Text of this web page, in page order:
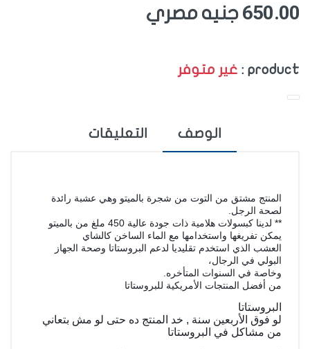
650.00 جنيه مصري
product : غير متوفر
الوصف التعليقات
المنتج مشتق من التوت من شجرة بالميتو وهي عشبة رائدة
لصحة الرجل.
** لدين
ا كبسولات هلامية ذات جودة عالية 450 ملغ من بالميتو
يمكن تفريغها واستخدامها مع الماء الساخن كالشاي
العشب الذي استخدم تقليديا لدعم البروستاتا وصحة الجهاز
البولي في الرجال،
وخاصة في السنوات المتأخره.
من أفضل المنتجات الأمريكية للبروستاتا
البروستاتا
لو فوق الأربعين سنة , خد المنتج ده حتى لو مش بتعاني
من مشاكل في البروستاتا